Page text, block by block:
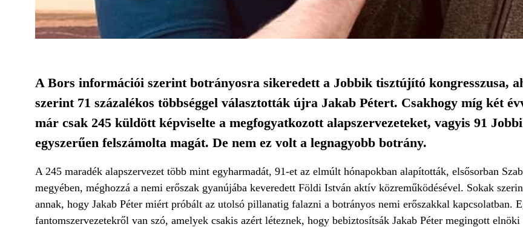
A Bors információi szerint botrányosra sikeredett a Jobbik tisztújító kongresszusa,
szerint 71 százalékos többséggel választották újra Jakab Pétert. Csakhogy míg két
már csak 245 küldött képviselte a megfogyatkozott alapszervezeteket, vagyis 91
egyszerűen felszámolta magát. De nem ez volt a legnagyobb botrány.
A 245 maradék alapszervezet több mint egyharmadát, 91-et az elmúlt hónapokban alapították, elsősorban
megyében, méghozzá a nemi erőszak gyanújába keveredett Földi István aktív közreműködésével. Sokak
annak, hogy Jakab Péter miért próbált az utolsó pillanatig falazni a botrányos nemi erőszakkal kapcsolatban.
fantomszervezetekről van szó, amelyek csakis azért léteznek, hogy bebiztosítsák Jakab Péter megingott